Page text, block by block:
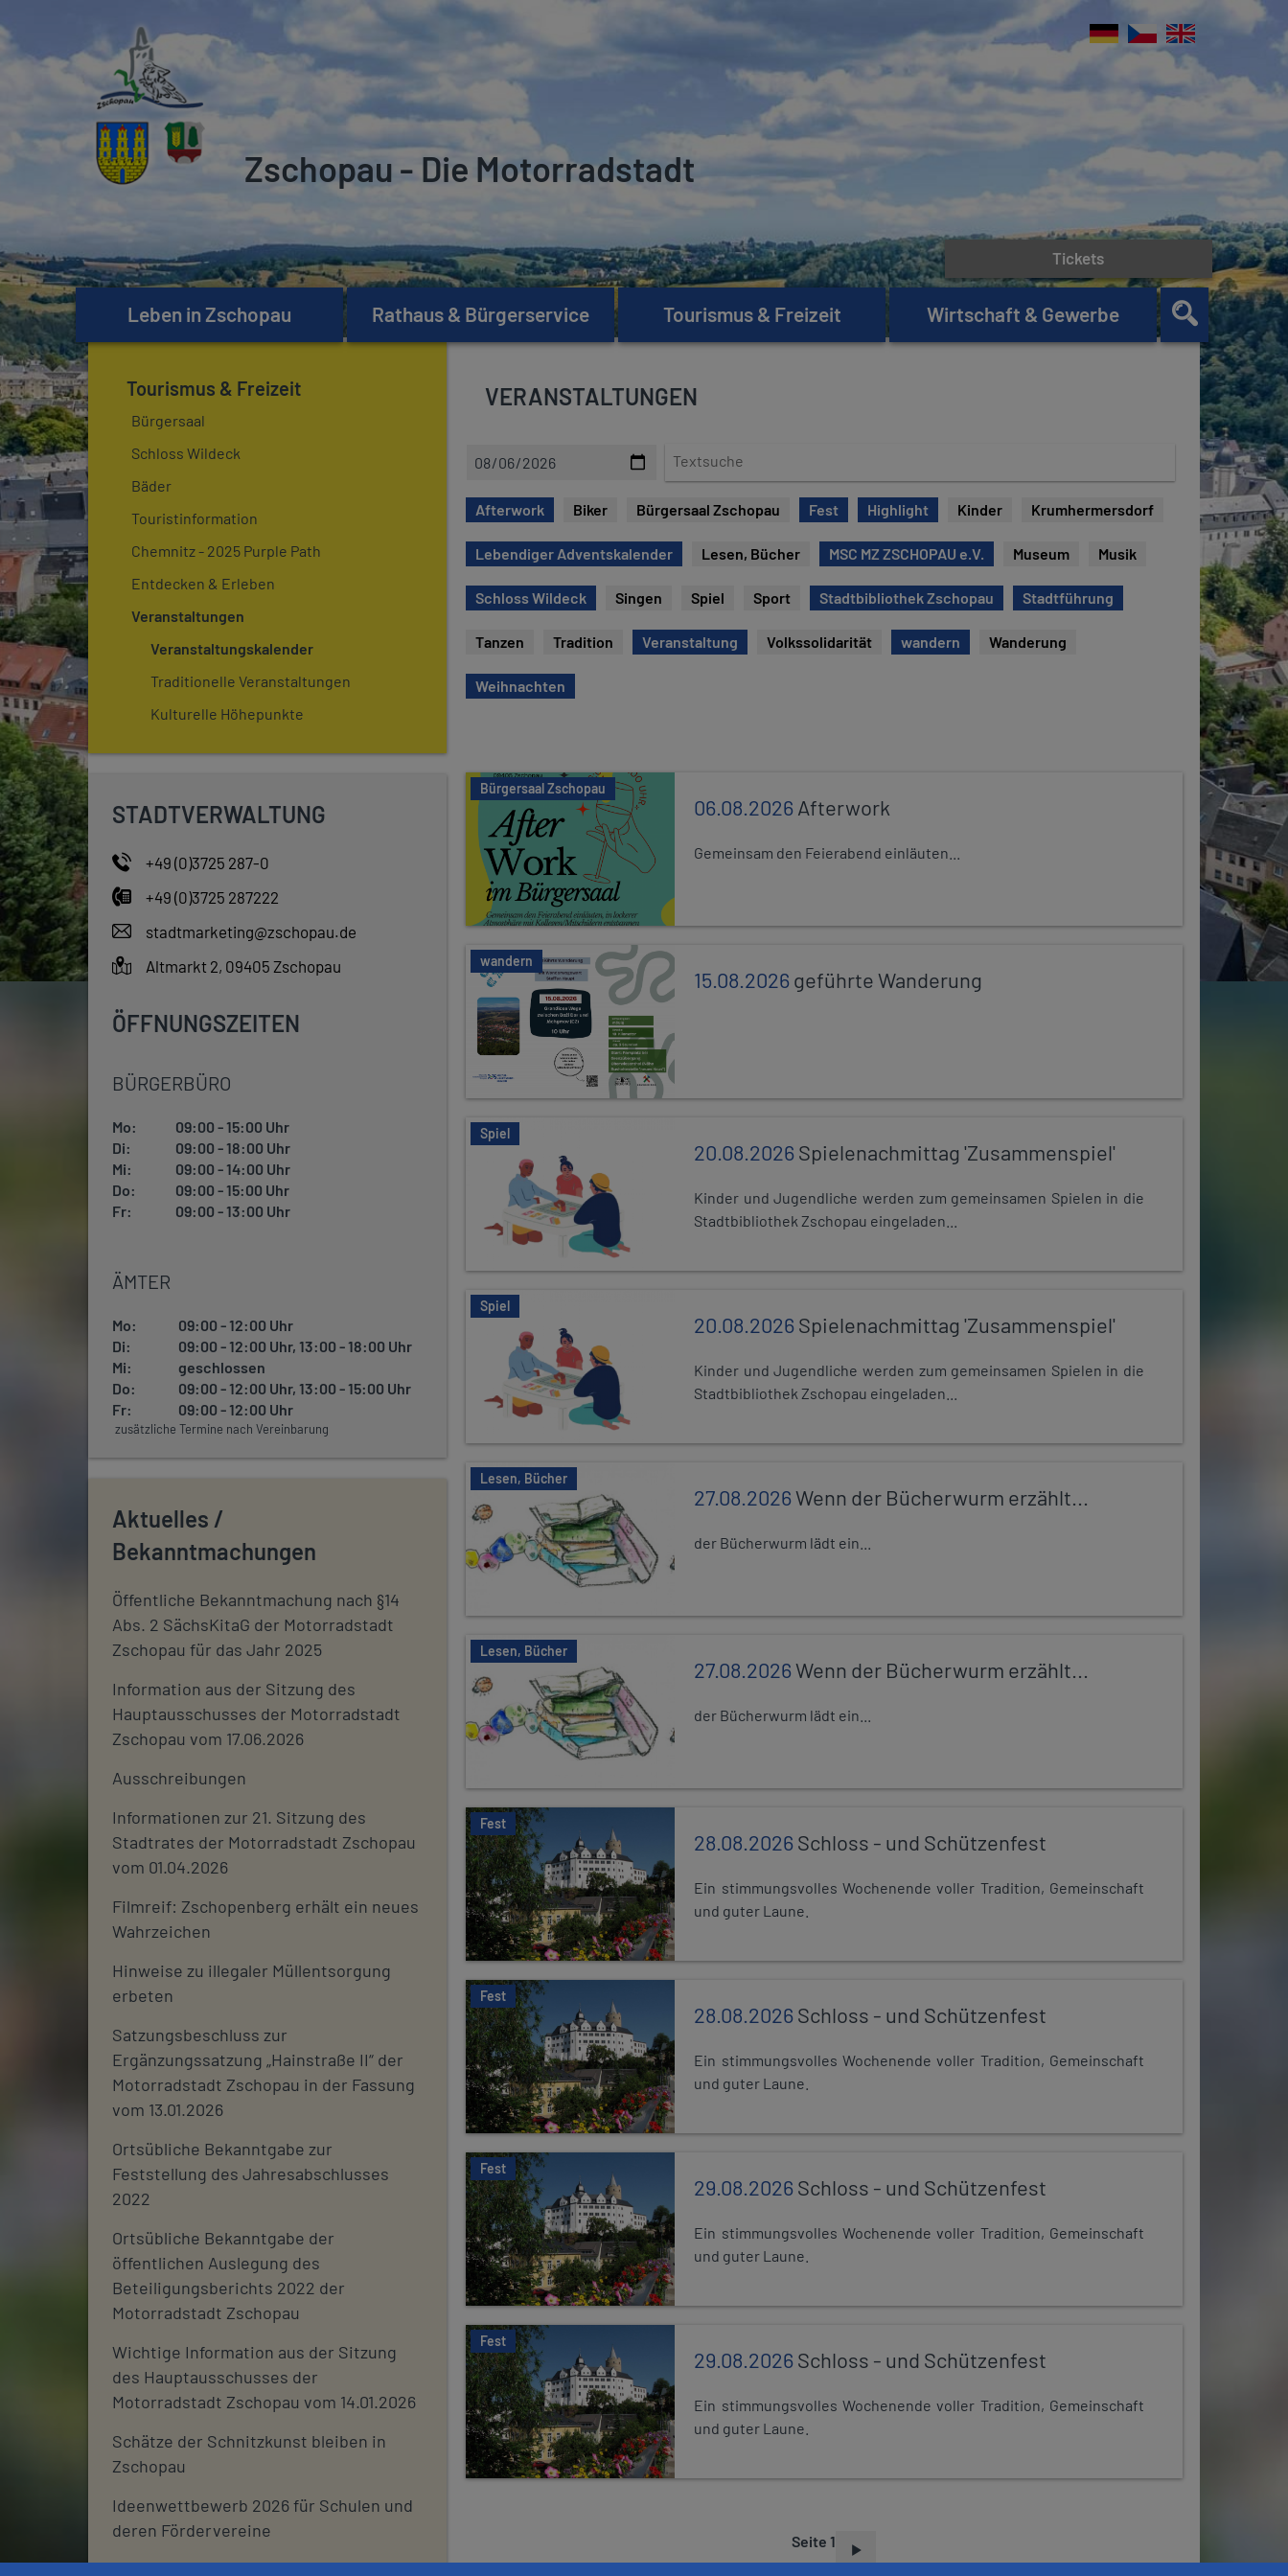
Zschopau - Die Motorradstadt
Leben in Zschopau Rathaus & Bürgerservice Tourismus & Freizeit Wirtschaft & Gewerbe
Tickets
Tourismus & Freizeit
Bürgersaal
Schloss Wildeck
Bäder
Touristinformation
Chemnitz - 2025 Purple Path
Entdecken & Erleben
Veranstaltungen
Veranstaltungskalender
Traditionelle Veranstaltungen
Kulturelle Höhepunkte
STADTVERWALTUNG
+49 (0)3725 287-0
+49 (0)3725 287222
stadtmarketing@zschopau.de
Altmarkt 2, 09405 Zschopau
ÖFFNUNGSZEITEN
BÜRGERBÜRO
Mo:
09:00 - 15:00 Uhr
Di:
09:00 - 18:00 Uhr
Mi:
09:00 - 14:00 Uhr
Do:
09:00 - 15:00 Uhr
Fr:
09:00 - 13:00 Uhr
ÄMTER
Mo:
09:00 - 12:00 Uhr
Di:
09:00 - 12:00 Uhr, 13:00 - 18:00 Uhr
Mi:
geschlossen
Do:
09:00 - 12:00 Uhr, 13:00 - 15:00 Uhr
Fr:
09:00 - 12:00 Uhr
zusätzliche Termine nach Vereinbarung
Aktuelles /
Bekanntmachungen
Öffentliche Bekanntmachung nach §14
Abs. 2 SächsKitaG der Motorradstadt
Zschopau für das Jahr 2025
Information aus der Sitzung des
Hauptausschusses der Motorradstadt
Zschopau vom 17.06.2026
Ausschreibungen
Informationen zur 21. Sitzung des
Stadtrates der Motorradstadt Zschopau
vom 01.04.2026
Filmreif: Zschopenberg erhält ein neues
Wahrzeichen
Hinweise zu illegaler Müllentsorgung
erbeten
Satzungsbeschluss zur
Ergänzungssatzung „Hainstraße II“ der
Motorradstadt Zschopau in der Fassung
vom 13.01.2026
Ortsübliche Bekanntgabe zur
Feststellung des Jahresabschlusses
2022
Ortsübliche Bekanntgabe der
öffentlichen Auslegung des
Beteiligungsberichts 2022 der
Motorradstadt Zschopau
Wichtige Information aus der Sitzung
des Hauptausschusses der
Motorradstadt Zschopau vom 14.01.2026
Schätze der Schnitzkunst bleiben in
Zschopau
Ideenwettbewerb 2026 für Schulen und
deren Fördervereine
Stadtjournal 2026: Wir suchen euch
VERANSTALTUNGEN
t
t
s
u
Afterwork Biker Bürgersaal Zschopau Fest Highlight Kinder Krumhermersdorf
Lebendiger Adventskalender Lesen, Bücher MSC MZ ZSCHOPAU e.V. Museum Musik
Schloss Wildeck Singen Spiel Sport Stadtbibliothek Zschopau Stadtführung
Tanzen Tradition Veranstaltung Volkssolidarität wandern Wanderung
Weihnachten
Bürgersaal Zschopau
06.08.2026Afterwork
Gemeinsam den Feierabend einläuten...
wandern
15.08.2026geführte Wanderung
Spiel
20.08.2026Spielenachmittag 'Zusammenspiel'
Kinder und Jugendliche werden zum gemeinsamen Spielen in die
Stadtbibliothek Zschopau eingeladen...
Spiel
20.08.2026Spielenachmittag 'Zusammenspiel'
Kinder und Jugendliche werden zum gemeinsamen Spielen in die
Stadtbibliothek Zschopau eingeladen...
Lesen, Bücher
27.08.2026Wenn der Bücherwurm erzählt...
der Bücherwurm lädt ein...
Lesen, Bücher
27.08.2026Wenn der Bücherwurm erzählt...
der Bücherwurm lädt ein...
Fest
28.08.2026Schloss - und Schützenfest
Ein stimmungsvolles Wochenende voller Tradition, Gemeinschaft
und guter Laune.
Fest
28.08.2026Schloss - und Schützenfest
Ein stimmungsvolles Wochenende voller Tradition, Gemeinschaft
und guter Laune.
Fest
29.08.2026Schloss - und Schützenfest
Ein stimmungsvolles Wochenende voller Tradition, Gemeinschaft
und guter Laune.
Fest
29.08.2026Schloss - und Schützenfest
Ein stimmungsvolles Wochenende voller Tradition, Gemeinschaft
und guter Laune.
S
Seite 1